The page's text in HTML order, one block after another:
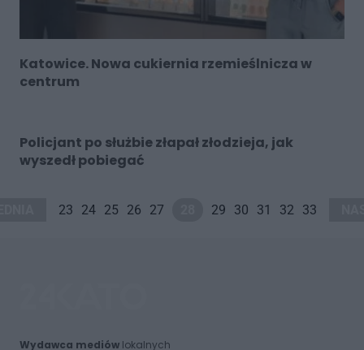
Katowice. Nowa cukiernia rzemieślnicza w
centrum
Policjant po służbie złapał złodzieja, jak
wyszedł pobiegać
23 24 25 26 27 29 30 31 32 33
Wydawca mediówlokalnych